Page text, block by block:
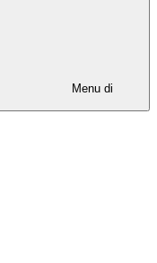
Menu di